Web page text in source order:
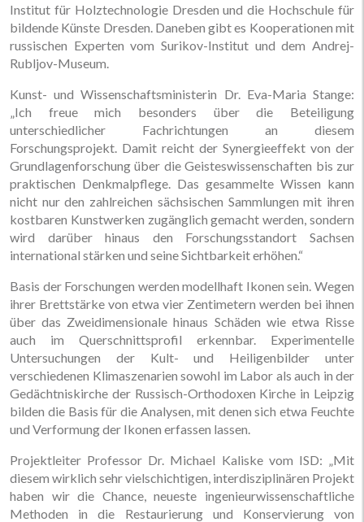
Institut für Holztechnologie Dresden und die Hochschule für
bildende Künste Dresden. Daneben gibt es Kooperationen mit
russischen Experten vom Surikov-Institut und dem Andrej-
Rubljov-Museum.
Kunst- und Wissenschaftsministerin Dr. Eva-Maria Stange:
„Ich freue mich besonders über die Beteiligung
unterschiedlicher Fachrichtungen an diesem
Forschungsprojekt. Damit reicht der Synergieeffekt von der
Grundlagenforschung über die Geisteswissenschaften bis zur
praktischen Denkmalpflege. Das gesammelte Wissen kann
nicht nur den zahlreichen sächsischen Sammlungen mit ihren
kostbaren Kunstwerken zugänglich gemacht werden, sondern
wird darüber hinaus den Forschungsstandort Sachsen
international stärken und seine Sichtbarkeit erhöhen.“
Basis der Forschungen werden modellhaft Ikonen sein. Wegen
ihrer Brettstärke von etwa vier Zentimetern werden bei ihnen
über das Zweidimensionale hinaus Schäden wie etwa Risse
auch im Querschnittsprofil erkennbar. Experimentelle
Untersuchungen der Kult- und Heiligenbilder unter
verschiedenen Klimaszenarien sowohl im Labor als auch in der
Gedächtniskirche der Russisch-Orthodoxen Kirche in Leipzig
bilden die Basis für die Analysen, mit denen sich etwa Feuchte
und Verformung der Ikonen erfassen lassen.
Projektleiter Professor Dr. Michael Kaliske vom ISD: „Mit
diesem wirklich sehr vielschichtigen, interdisziplinären Projekt
haben wir die Chance, neueste ingenieurwissenschaftliche
Methoden in die Restaurierung und Konservierung von